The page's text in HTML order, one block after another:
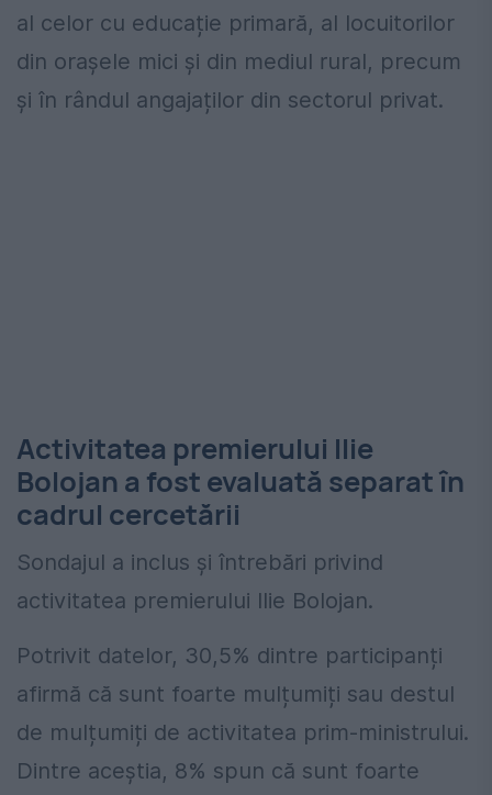
al celor cu educație primară, al locuitorilor
din orașele mici și din mediul rural, precum
și în rândul angajaților din sectorul privat.
Activitatea premierului Ilie
Bolojan a fost evaluată separat în
cadrul cercetării
Sondajul a inclus și întrebări privind
activitatea premierului Ilie Bolojan.
Potrivit datelor, 30,5% dintre participanți
afirmă că sunt foarte mulțumiți sau destul
de mulțumiți de activitatea prim-ministrului.
Dintre aceștia, 8% spun că sunt foarte